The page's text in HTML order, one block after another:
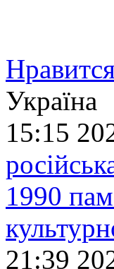
Україна
15:15
1990
21:39